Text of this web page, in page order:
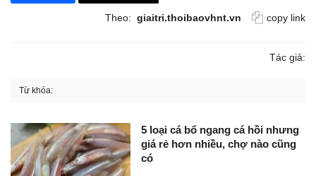
Theo: giaitri.thoibaovhnt.vn copy link
Tác giả:
Từ khóa:
5 loại cá bổ ngang cá hồi nhưng
giá rẻ hơn nhiều, chợ nào cũng
có